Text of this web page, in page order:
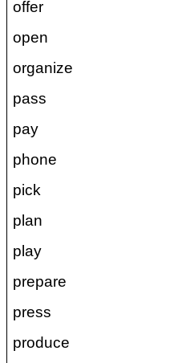
offer
open
organize
pass
pay
phone
pick
plan
play
prepare
press
produce